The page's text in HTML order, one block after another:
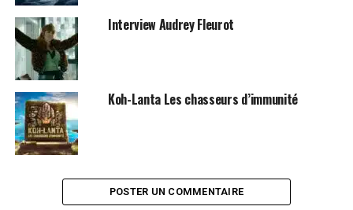
réalistes possibles. Camille Combal revient pour un
2ème numéro inédit de « La Grande Incruste
partout !
SUJETS ASSOCIÉS:
Interview Audrey Fleurot
Koh-Lanta Les chasseurs d’immunité
POSTER UN COMMENTAIRE